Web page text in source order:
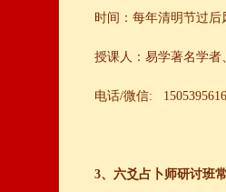
时间：每年清明节过
授课人：易学著名学者
电话/微信:
3、六爻占卜师研讨班